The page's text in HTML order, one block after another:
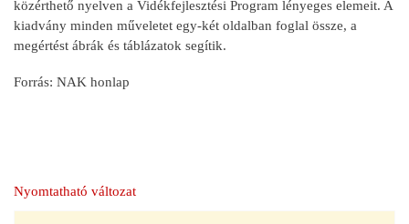
közérthető nyelven a Vidékfejlesztési Program lényeges elemeit. A
kiadvány minden műveletet egy-két oldalban foglal össze, a
megértést ábrák és táblázatok segítik.
Forrás: NAK honlap
Nyomtatható változat